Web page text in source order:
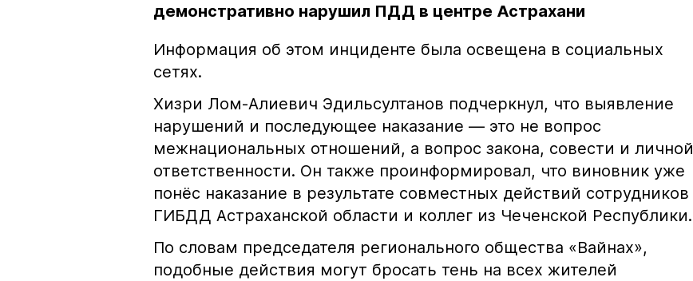
демонстративно нарушил ПДД в центре Астрахани
Информация об этом инциденте была освещена в социальных
сетях.
Хизри Лом-Алиевич Эдильсултанов подчеркнул, что выявление
нарушений и последующее наказание — это не вопрос
межнациональных отношений, а вопрос закона, совести и личной
ответственности. Он также проинформировал, что виновник уже
понёс наказание в результате совместных действий сотрудников
ГИБДД Астраханской области и коллег из Чеченской Республики.
По словам председателя регионального общества «Вайнах»,
подобные действия могут бросать тень на всех жителей